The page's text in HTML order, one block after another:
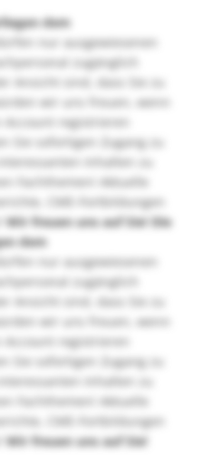
dem
nur ausgewiesenen
zugänglich
Ansicht sind, dass Sie zu
wir uns freuen, wenn
Account registrieren
Sie sofortigen Zugang zu
Inhalten zu
Fachthemen! Aktuelle
CME-Fortbildungen
Wir freuen uns auf Sie! Die
dem
nur ausgewiesenen
zugänglich
Ansicht sind, dass Sie zu
wir uns freuen, wenn
Account registrieren
Sie sofortigen Zugang zu
Inhalten zu
Fachthemen! Aktuelle
CME-Fortbildungen
Wir freuen uns auf Sie!